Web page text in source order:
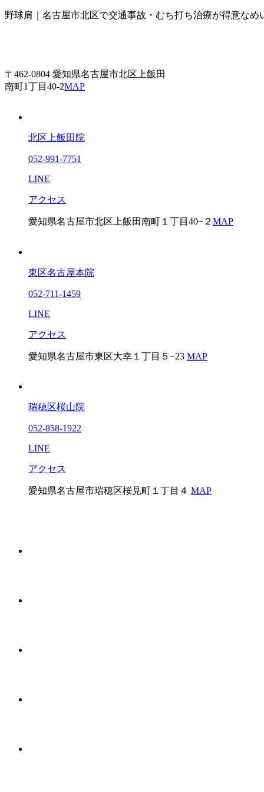
野球肩｜名古屋市北区で交通事故・むち打ち治療が得意なめ
〒462-0804 愛知県名古屋市北区上飯田
南町1丁目40-2MAP
北区上飯田院
052-991-7751
LINE
アクセス
愛知県名古屋市北区上飯田南町１丁目40−２ MAP
東区名古屋本院
052-711-1459
LINE
アクセス
愛知県名古屋市東区大幸１丁目５−23 MAP
瑞穂区桜山院
052-858-1922
LINE
アクセス
愛知県名古屋市瑞穂区桜見町１丁目４ MAP